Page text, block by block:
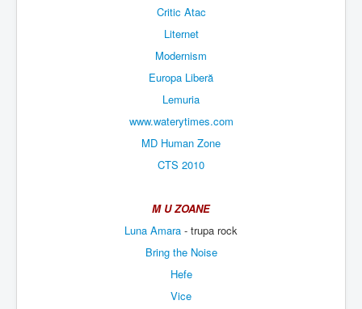
Critic Atac
Liternet
Modernism
Europa Liberă
Lemuria
www.waterytimes.com
MD Human Zone
CTS 2010
M U ZOANE
Luna Amara - trupa rock
Bring the Noise
Hefe
Vice